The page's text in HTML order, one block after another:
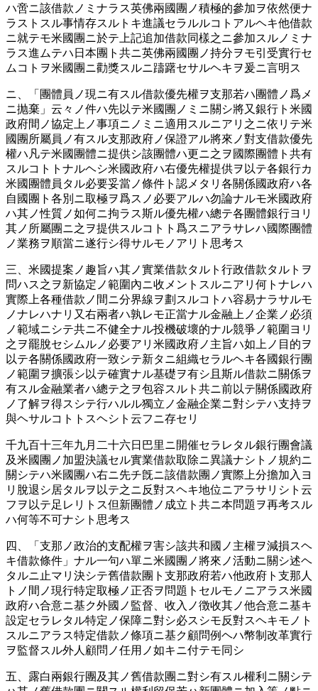
ハ啻ニ該借款ノミナラス英佛兩國團ノ積極的參加ヲ依然便ナ
ラストスル事情存スルトキ進議セラルルコトアルヘキ他借款
ニ就テモ米國團ニ於テ上記追加借款同樣之ニ參加スルノミナ
ラス進ムテハ日本團ト共ニ英佛兩國團ノ持分ヲモ引受實行セ
ムコトヲ米國團ニ勸獎スルニ躊躇セサルヘキヲ爰ニ言明ス
ニ、「團體員ノ現ニ有スル借款優先權ヲ支那若ハ團體ノ爲メ
ニ抛棄」云々ノ件ハ先以テ米國團ノミニ關シ將又銀行ト米國
政府間ノ協定上ノ事項ニノミニ適用スルニアリ之ニ依リテ米
國團所屬員ノ有スル支那政府ノ保證アル將來ノ對支借款優先
權ハ凡テ米國團體ニ提供シ該團體ハ更ニ之ヲ國際團體ト共有
スルコトトナルヘシ米國政府ハ右優先權提供ヲ以テ各銀行カ
米國團體員タル必要妥當ノ條件ト認メタリ各關係國政府ハ各
自國團ト各別ニ取極ヲ爲スノ必要アルハ勿論ナルモ米國政府
ハ其ノ性質ノ如何ニ拘ラス斯ル優先權ハ總テ各團體銀行ヨリ
其ノ所屬團ニ之ヲ提供スルコトト爲スニアラサレハ國際團體
ノ業務ヲ順當ニ遂行シ得サルモノアリト思考ス
三、米國提案ノ趣旨ハ其ノ實業借款タルト行政借款タルトヲ
問ハス之ヲ新協定ノ範圍內ニ收メントスルニアリ何トナレハ
實際上各種借款ノ間ニ分界線ヲ劃スルコトハ容易ナラサルモ
ノナレハナリ又右兩者ハ孰レモ正當ナル金融上ノ企業ノ必須
ノ範域ニシテ共ニ不健全ナル投機破壞的ナル競爭ノ範圍ヨリ
之ヲ罷脫セシムルノ必要アリ米國政府ノ主旨ハ如上ノ目的ヲ
以テ各關係國政府一致シテ新タニ組織セラルヘキ各國銀行團
ノ範圍ヲ擴張シ以テ確實ナル基礎ヲ有シ且斯ル借款ニ關係ヲ
有スル金融業者ハ總テ之ヲ包容スルト共ニ前以テ關係國政府
ノ了解ヲ得スシテ行ハルル獨立ノ金融企業ニ對シテハ支持ヲ
與ヘサルコトトスヘシト云フニ存セリ
千九百十三年九月二十六日巴里ニ開催セラレタル銀行團會議
及米國團ノ加盟決議セル實業借款取除ニ異議ナシトノ規約ニ
關シテハ米國團ハ右ニ先チ旣ニ該借款團ノ實際上分擔加入ヨ
リ脫退シ居タルヲ以テ之ニ反對スヘキ地位ニアラサリシト云
フヲ以テ足レリトス但新團體ノ成立ト共ニ本問題ヲ再考スル
ハ何等不可ナシト思考ス
四、「支那ノ政治的支配權ヲ害シ該共和國ノ主權ヲ減損スヘ
キ借款條件」ナル一句ハ單ニ米國團ノ將來ノ活動ニ關シ述ヘ
タルニ止マリ決シテ舊借款團ト支那政府若ハ他政府ト支那人
トノ間ノ現行特定取極ノ正否ヲ問題トセルモノニアラス米國
政府ハ合意ニ基ク外國ノ監督、收入ノ徴收其ノ他合意ニ基キ
設定セラレタル特定ノ保障ニ對シ必スシモ反對スヘキモノト
スルニアラス特定借款ノ條項ニ基ク顧問例ヘハ幣制改革實行
ヲ監督スル外人顧問ノ任用ノ如キニ付テモ同シ
五、露白兩銀行團及其ノ舊借款團ニ對シ有スル權利ニ關シテ